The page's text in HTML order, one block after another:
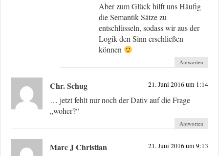
Aber zum Glück hilft uns Häufig
die Semantik Sätze zu
entschlüsseln, sodass wir aus der
Logik den Sinn erschließen
können
Antworten
Chr. Schug 21. Juni 2016 um 1:14
… jetzt fehlt nur noch der Dativ auf die Frage
„woher?“
Antworten
Marc J Christian 21. Juni 2016 um 9:13